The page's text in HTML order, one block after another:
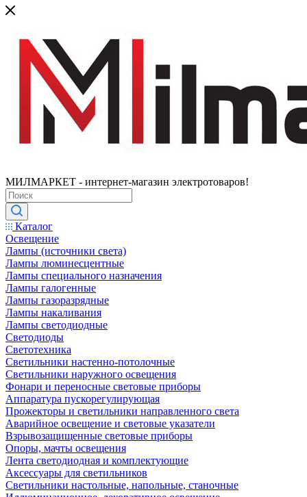
МИЛМАРКЕТ - интернет-магазин электротоваров!
Каталог
Освещение
Лампы (источники света)
Лампы люминесцентные
Лампы специального назначения
Лампы галогенные
Лампы газоразрядные
Лампы накаливания
Лампы светодиодные
Светодиоды
Светотехника
Светильники настенно-потолочные
Светильники наружного освещения
Фонари и переносные световые приборы
Аппаратура пускорегулирующая
Прожекторы и светильники направленного света
Аварийное освещение и световые указатели
Взрывозащищенные световые приборы
Опоры, мачты освещения
Лента светодиодная и комплектующие
Аксессуары для светильников
Светильники настольные, напольные, станочные